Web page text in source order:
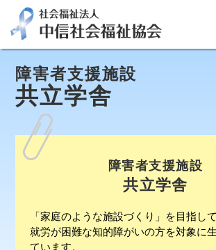
障害者支援施設
共立学舎
障害者支援施設
共立学舎
「家庭のような施設づくり」を目指し
就労が困難な知的障がいの方を対象に
ています。